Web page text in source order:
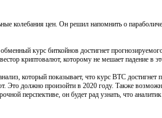
колебания цен. Он решил напомнить о
курс биткойнов достигнет
криптовалют, которому не мешает падение в
который показывает, что курс BTC достигнет
Это должно произойти в 2020 году. Также
перспективе, он будет рад узнать, что аналитик